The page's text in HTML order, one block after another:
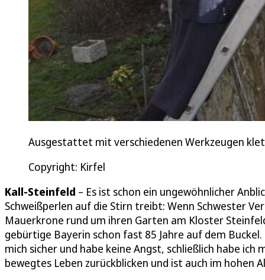
Ausgestattet mit verschiedenen Werkzeugen
Copyright: Kirfel
Kall-Steinfeld – Es ist schon ein ungewöhnlicher
Schweißperlen auf die Stirn treibt: Wenn Schwester
Mauerkrone rund um ihren Garten am Kloster
gebürtige Bayerin schon fast 85 Jahre auf dem
mich sicher und habe keine Angst, schließlich habe
bewegtes Leben zurückblicken und ist auch im hohen